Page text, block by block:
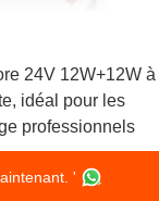
24V 12W+12W à
idéal pour les
professionnels
'